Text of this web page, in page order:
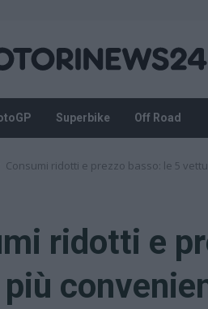
Superbike Off Road
Consumi ridotti e prezzo basso: le 5
ridotti e